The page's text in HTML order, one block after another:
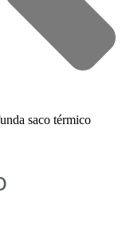
saco térmico